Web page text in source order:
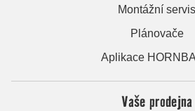
Montážní servis
Plánovače
Aplikace
Vaše prodejna